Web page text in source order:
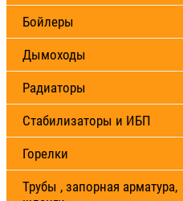
Бойлеры
Дымоходы
Радиаторы
Стабилизаторы и ИБП
Горелки
Трубы , запорная арматура,